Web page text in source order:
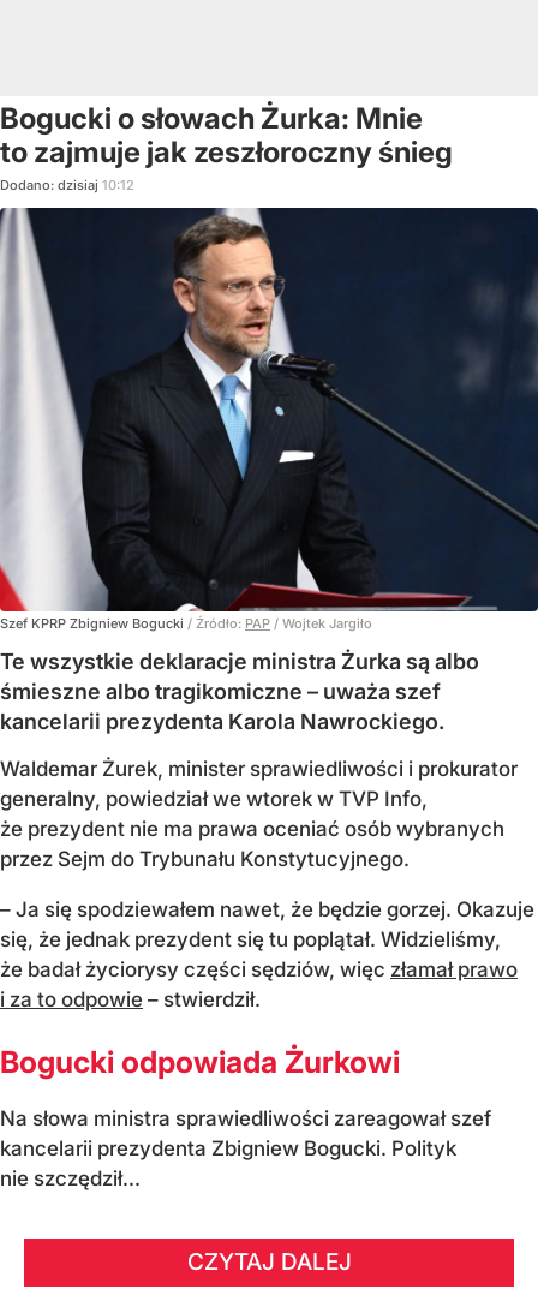
Bogucki o słowach Żurka: Mnie
to zajmuje jak zeszłoroczny śnieg
Dodano: dzisiaj 10:12
Szef KPRP Zbigniew Bogucki / Źródło: PAP / Wojtek Jargiło
Te wszystkie deklaracje ministra Żurka są albo
śmieszne albo tragikomiczne – uważa szef
kancelarii prezydenta Karola Nawrockiego.
Waldemar Żurek, minister sprawiedliwości i prokurator
generalny, powiedział we wtorek w TVP Info,
że prezydent nie ma prawa oceniać osób wybranych
przez Sejm do Trybunału Konstytucyjnego.
– Ja się spodziewałem nawet, że będzie gorzej. Okazuje
się, że jednak prezydent się tu poplątał. Widzieliśmy,
że badał życiorysy części sędziów, więc złamał prawo
i za to odpowie – stwierdził.
Bogucki odpowiada Żurkowi
Na słowa ministra sprawiedliwości zareagował szef
kancelarii prezydenta Zbigniew Bogucki. Polityk
nie szczędził...
CZYTAJ DALEJ